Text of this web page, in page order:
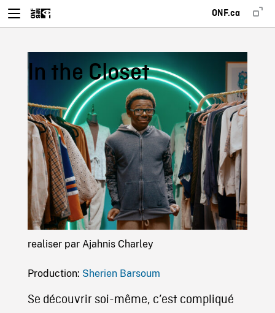
ONF.ca
In the Closet
realiser par Ajahnis Charley
Production: Sherien Barsoum
Se découvrir soi-même, c’est compliqué